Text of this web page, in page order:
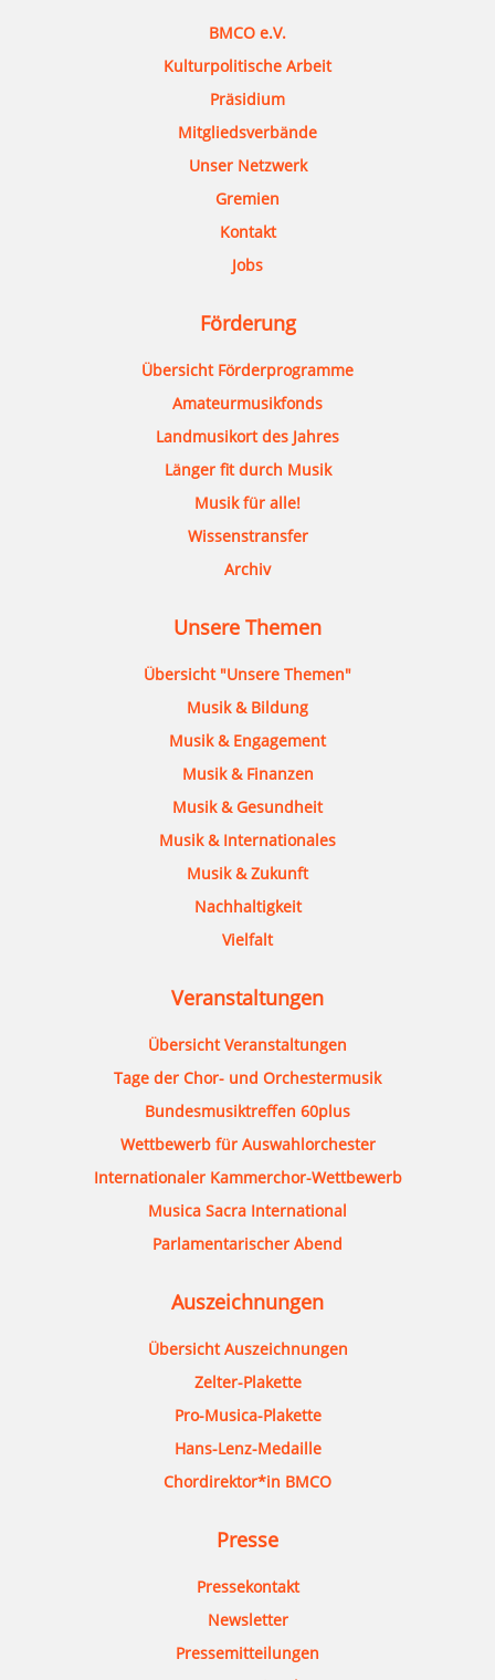
BMCO e.V.
Kulturpolitische Arbeit
Präsidium
Mitgliedsverbände
Unser Netzwerk
Gremien
Kontakt
Jobs
Förderung
Übersicht Förderprogramme
Amateurmusikfonds
Landmusikort des Jahres
Länger fit durch Musik
Musik für alle!
Wissenstransfer
Archiv
Unsere Themen
Übersicht "Unsere Themen"
Musik & Bildung
Musik & Engagement
Musik & Finanzen
Musik & Gesundheit
Musik & Internationales
Musik & Zukunft
Nachhaltigkeit
Vielfalt
Veranstaltungen
Übersicht Veranstaltungen
Tage der Chor- und Orchestermusik
Bundesmusiktreffen 60plus
Wettbewerb für Auswahlorchester
Internationaler Kammerchor-Wettbewerb
Musica Sacra International
Parlamentarischer Abend
Auszeichnungen
Übersicht Auszeichnungen
Zelter-Plakette
Pro-Musica-Plakette
Hans-Lenz-Medaille
Chordirektor*in BMCO
Presse
Pressekontakt
Newsletter
Pressemitteilungen